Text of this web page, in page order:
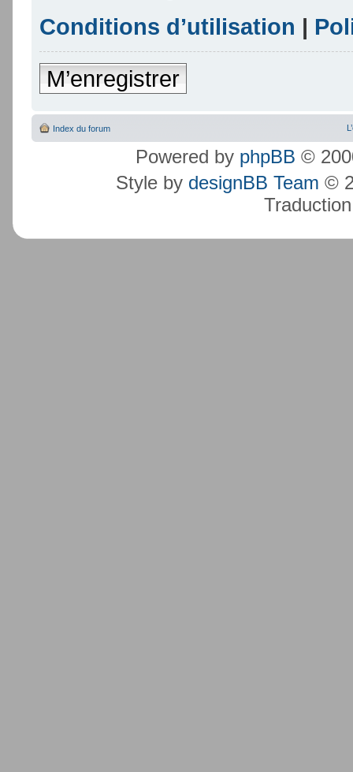
Conditions d’utilisation |
M’enregistrer
Index du forum
Powered by phpBB ©
Style by designBB Team ©